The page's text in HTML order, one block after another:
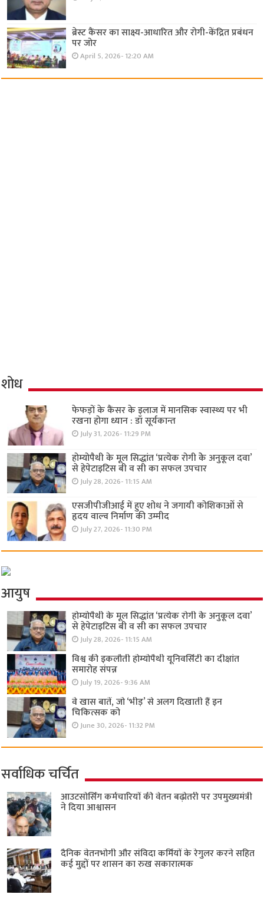
ब्रेस्ट कैंसर का साक्ष्य-आधारित और रोगी-केंद्रित प्रबंधन
पर जोर
April 5, 2026- 12:20 AM
शोध
फेफड़ों के कैंसर के इलाज में मानसिक स्वास्थ्य पर भी
रखना होगा ध्यान : डॉ सूर्यकान्त
July 31, 2026- 11:29 PM
होम्योपैथी के मूल सिद्धांत ‘प्रत्येक रोगी केे अनुकूल दवा’
से हेपेटाइटिस बी व सी का सफल उपचार
July 28, 2026- 11:15 AM
एसजीपीजीआई में हुए शोध ने जगायी कोशिकाओं से
हृदय वाल्व निर्माण की उम्मीद
July 27, 2026- 11:30 PM
आयुष
होम्योपैथी के मूल सिद्धांत ‘प्रत्येक रोगी केे अनुकूल दवा’
से हेपेटाइटिस बी व सी का सफल उपचार
July 28, 2026- 11:15 AM
विश्व की इकलौती होम्योपैथी यूनिवर्सिटी का दीक्षांत
समारोह संपन्न
July 19, 2026- 9:36 AM
वे खास बातें, जो ‘भीड़’ से अलग दिखाती हैं इन
चिकित्सक को
June 30, 2026- 11:32 PM
सर्वाधिक चर्चित
आउटसोर्सिंग कर्मचारियों की वेतन बढ़ोतरी पर उपमुख्यमंत्री
ने दिया आश्वासन
दैनिक वेतनभोगी और संविदा कर्मियों के रेगुलर करने सहित
कई मुद्दों पर शासन का रुख सकारात्मक